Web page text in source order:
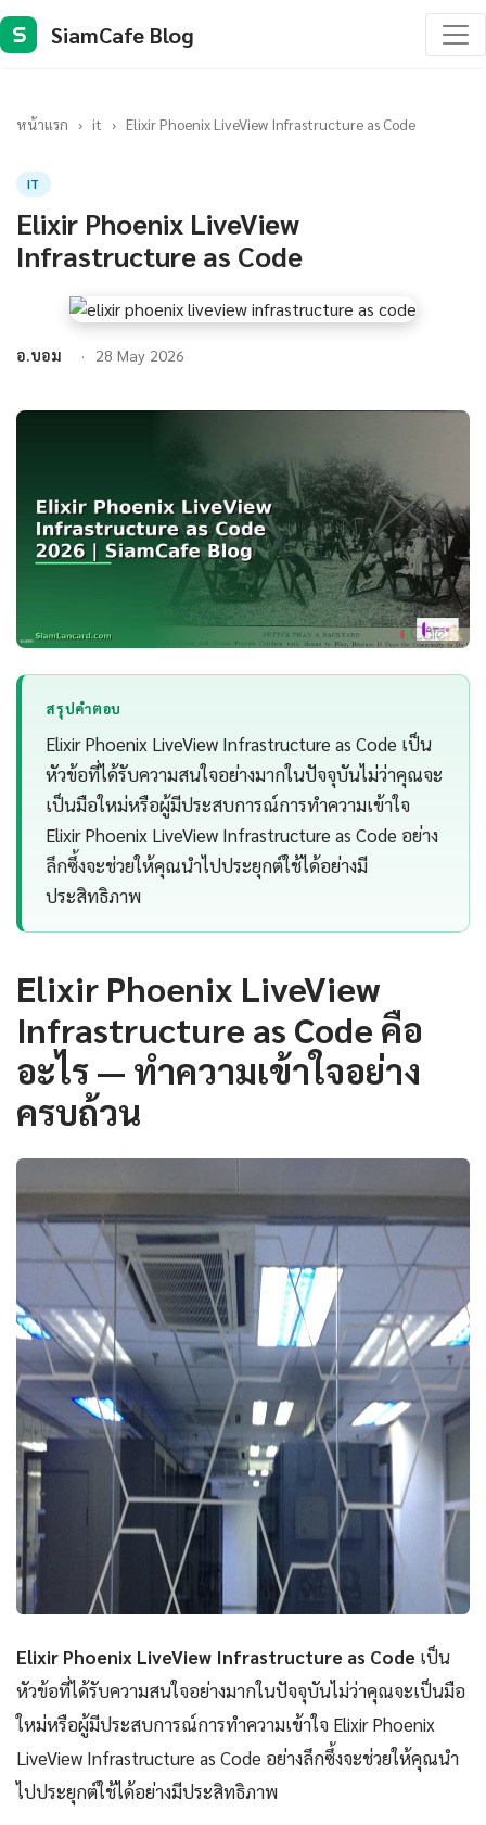
S SiamCafe Blog
หน้าแรก › it › Elixir Phoenix LiveView Infrastructure as Code
IT
Elixir Phoenix LiveView
Infrastructure as Code
อ.บอม 28 May 2026
สรุปคำตอบ
Elixir Phoenix LiveView Infrastructure as Code เป็น
หัวข้อที่ได้รับความสนใจอย่างมากในปัจจุบันไม่ว่าคุณจะ
เป็นมือใหม่หรือผู้มีประสบการณ์การทำความเข้าใจ
Elixir Phoenix LiveView Infrastructure as Code อย่าง
ลึกซึ้งจะช่วยให้คุณนำไปประยุกต์ใช้ได้อย่างมี
ประสิทธิภาพ
Elixir Phoenix LiveView
Infrastructure as Code คือ
อะไร — ทำความเข้าใจอย่าง
ครบถ้วน
Elixir Phoenix LiveView Infrastructure as Code เป็น
หัวข้อที่ได้รับความสนใจอย่างมากในปัจจุบันไม่ว่าคุณจะเป็นมือ
ใหม่หรือผู้มีประสบการณ์การทำความเข้าใจ Elixir Phoenix
LiveView Infrastructure as Code อย่างลึกซึ้งจะช่วยให้คุณนำ
ไปประยุกต์ใช้ได้อย่างมีประสิทธิภาพ